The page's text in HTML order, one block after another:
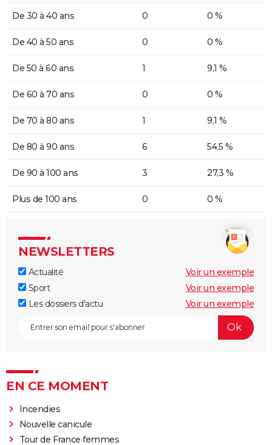
De 30 à 40 ans 0 0 %
De 40 à 50 ans 0 0 %
De 50 à 60 ans 1 9,1 %
De 60 à 70 ans 0 0 %
De 70 à 80 ans 1 9,1 %
De 80 à 90 ans 6 54,5 %
De 90 à 100 ans 3 27,3 %
Plus de 100 ans 0 0 %
NEWSLETTERS
Actualité
Voir un exemple
Sport
Voir un exemple
Les dossiers d'actu
Voir un exemple
EN CE MOMENT
Incendies
Nouvelle canicule
Tour de France femmes